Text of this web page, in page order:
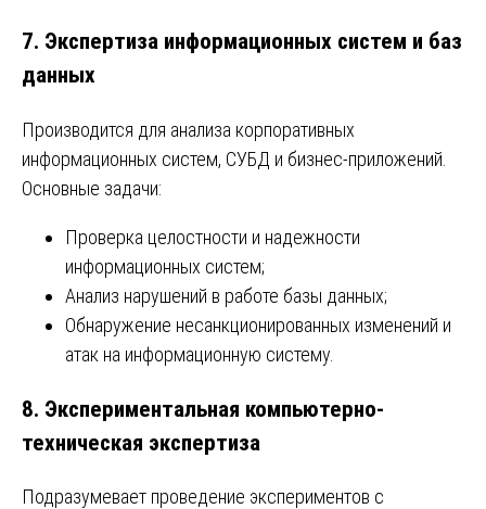
7. Экспертиза информационных систем и баз
данных
Производится для анализа корпоративных
информационных систем, СУБД и бизнес-приложений.
Основные задачи:
Проверка целостности и надежности
информационных систем;
Анализ нарушений в работе базы данных;
Обнаружение несанкционированных изменений и
атак на информационную систему.
8. Экспериментальная компьютерно-
техническая экспертиза
Подразумевает проведение экспериментов с